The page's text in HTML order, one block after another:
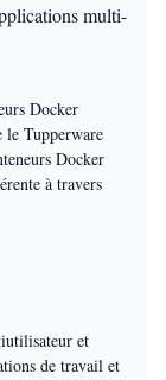
multi-
Docker
le Tupperware
Docker
à travers
et
de travail et